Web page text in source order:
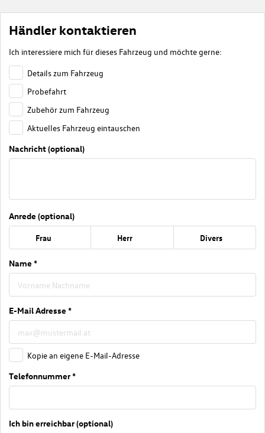
Händler kontaktieren
Ich interessiere mich für dieses Fahrzeug und möchte gerne:
Details zum Fahrzeug
Probefahrt
Zubehör zum Fahrzeug
Aktuelles Fahrzeug eintauschen
Nachricht (optional)
Anrede (optional)
Frau Herr Divers
Name *
E-Mail Adresse *
Kopie an eigene E-Mail-Adresse
Telefonnummer *
Ich bin erreichbar (optional)